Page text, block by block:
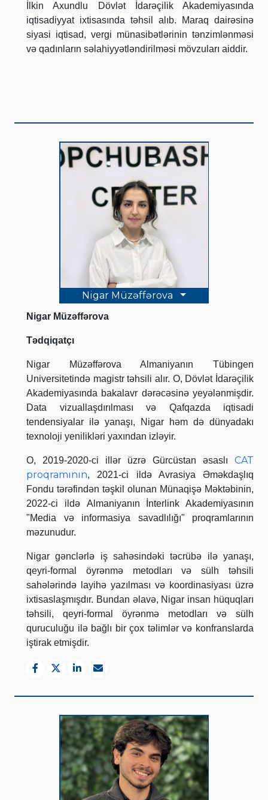
İlkin Axundlu Dövlət İdarəçilik Akademiyasında
iqtisadiyyat ixtisasında təhsil alıb. Maraq dairəsinə
siyasi iqtisad, vergi münasibətlərinin tənzimlənməsi
və qadınların səlahiyyətləndirilməsi mövzuları aiddir.
Nigar Müzəffərova
Nigar Müzəffərova
Tədqiqatçı
Nigar Müzəffərova Almaniyanın Tübingen
Universitetində magistr təhsili alır. O, Dövlət İdarəçilik
Akademiyasında bakalavr dərəcəsinə yeyələnmişdir.
Data vizuallaşdırılması və Qafqazda iqtisadi
tendensiyalar ilə yanaşı, Nigar həm də dünyadakı
texnoloji yenilikləri yaxından izləyir.
O, 2019-2020-ci illər üzrə Gürcüstan əsaslı CAT
proqramının, 2021-ci ildə Avrasiya Əməkdaşlıq
Fondu tərəfindən təşkil olunan Münaqişə Məktəbinin,
2022-ci ildə Almaniyanın İnterlink Akademiyasının
"Media və informasiya savadlılığı" proqramlarının
məzunudur.
Nigar gənclərlə iş sahəsindəki təcrübə ilə yanaşı,
qeyri-formal öyrənmə metodları və sülh təhsili
sahələrində layihə yazılması və koordinasiyası üzrə
ixtisaslaşmışdır. Bundan əlavə, Nigar insan hüquqları
təhsili, qeyri-formal öyrənmə metodları və sülh
quruculuğu ilə bağlı bir çox təlimlər və konfranslarda
iştirak etmişdir.